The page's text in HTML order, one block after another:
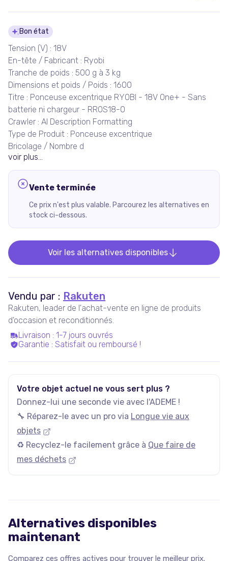
Détails du produit
Bon état
Tension (V) : 18V
En-tête / Fabricant : Ryobi
Tranche de poids : 500 g à 3 kg
Dimensions et poids / Poids : 1600
Titre : Ponceuse excentrique RYOBI - 18V One+ - Sans
batterie ni chargeur - RROS18-0
Crawler : AI Description Formatting
Type de Produit : Ponceuse excentrique
Bricolage / Nombre d
voir plus...
Vente terminée
Ce prix n'est plus valable. Parcourez les alternatives en
stock ci-dessous.
Voir les alternatives disponibles
Vendu par : Rakuten
Rakuten, leader de l'achat-vente en ligne de produits
d'occasion et reconditionnés.
Livraison : 1-7 jours ouvrés
Garantie : Satisfait ou remboursé !
Votre objet actuel ne vous sert plus ?
Donnez-lui une seconde vie avec l'ADEME !
🔧 Réparez-le avec un pro via Longue vie aux
objets
♻️ Recyclez-le facilement grâce à Que faire de
mes déchets
Alternatives disponibles
maintenant
Comparez ces offres actives pour trouver le meilleur prix.